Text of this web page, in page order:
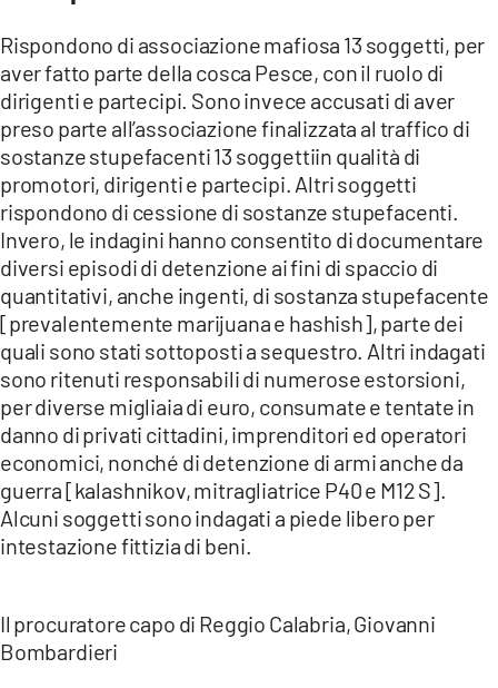
Rispondono di associazione mafiosa 13 soggetti, per
aver fatto parte della cosca Pesce, con il ruolo di
dirigenti e partecipi. Sono invece accusati di aver
preso parte all’associazione finalizzata al traffico di
sostanze stupefacenti 13 soggettiin qualità di
promotori, dirigenti e partecipi. Altri soggetti
rispondono di cessione di sostanze stupefacenti.
Invero, le indagini hanno consentito di documentare
diversi episodi di detenzione ai fini di spaccio di
quantitativi, anche ingenti, di sostanza stupefacente
[prevalentemente marijuana e hashish], parte dei
quali sono stati sottoposti a sequestro. Altri indagati
sono ritenuti responsabili di numerose estorsioni,
per diverse migliaia di euro, consumate e tentate in
danno di privati cittadini, imprenditori ed operatori
economici, nonché di detenzione di armi anche da
guerra [kalashnikov, mitragliatrice P40 e M12 S].
Alcuni soggetti sono indagati a piede libero per
intestazione fittizia di beni.
Il procuratore capo di Reggio Calabria, Giovanni
Bombardieri